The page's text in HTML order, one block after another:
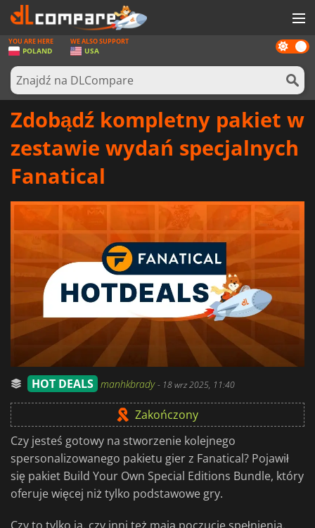
GRY
KARTY DO GIER
OPROGRAMOWANIE
ZALOGUJ SIĘ LUB ZAREJESTRUJ
Dark
mode
YOU ARE HERE
POLAND
WE ALSO SUPPORT
USA
Zdobądź kompletny pakiet w
zestawie wydań specjalnych
Fanatical
HOT DEALS manhkbrady- 18 wrz 2025, 11:40
Zakończony
Czy jesteś gotowy na stworzenie kolejnego
spersonalizowanego pakietu gier z Fanatical? Pojawił
się pakiet Build Your Own Special Editions Bundle, który
oferuje więcej niż tylko podstawowe gry.